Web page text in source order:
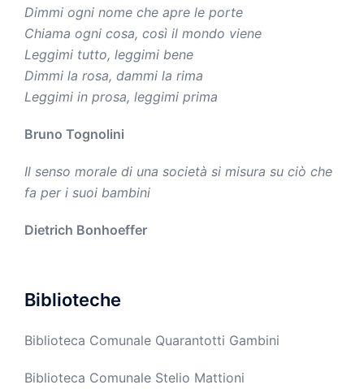
Dimmi ogni nome che apre le porte
Chiama ogni cosa, così il mondo viene
Leggimi tutto, leggimi bene
Dimmi la rosa, dammi la rima
Leggimi in prosa, leggimi prima
Bruno Tognolini
Il senso morale di una società si misura su ciò che
fa per i suoi bambini
Dietrich Bonhoeffer
Biblioteche
Biblioteca Comunale Quarantotti Gambini
Biblioteca Comunale Stelio Mattioni